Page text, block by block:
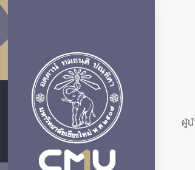
ผู้